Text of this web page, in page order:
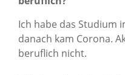
Ich habe das Studium
danach kam Corona.
beruflich nicht.